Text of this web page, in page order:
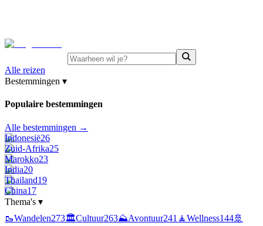
Alle reizen
Bestemmingen ▾
Populaire bestemmingen
Alle bestemmingen →
Indonesië26
Zuid-Afrika25
Marokko23
India20
Thailand19
China17
Thema's ▾
🥾Wandelen273🏛️Cultuur263⛰️Avontuur241 🧘Wellness144🚢